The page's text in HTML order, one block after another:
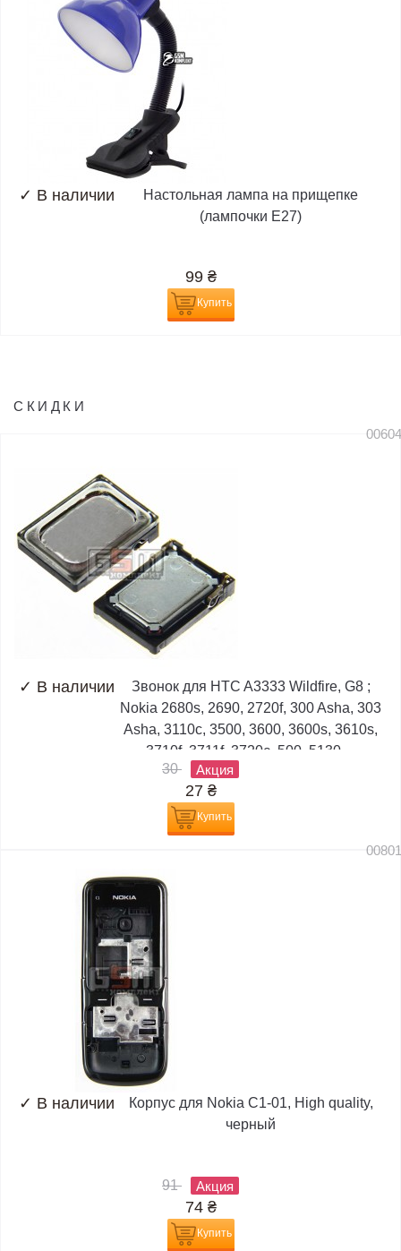
✓ В наличии
Настольная лампа на прищепке
(лампочки E27)
99 ₴
Купить
СКИДКИ
✓ В наличии
Звонок для HTC A3333 Wildfire, G8 ;
Nokia 2680s, 2690, 2720f, 300 Asha, 303
Asha, 3110c, 3500, 3600, 3600s, 3610s,
3710f, 3711f, 3720c, 500, 5130,...
30
Акция
27 ₴
Купить
✓ В наличии
Корпус для Nokia C1-01, High quality,
черный
91 Акция
74 ₴
Купить